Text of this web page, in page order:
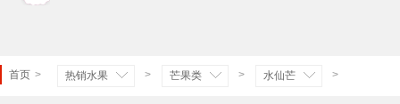
首页 > 热销水果 > 芒果类 > 水仙芒 >